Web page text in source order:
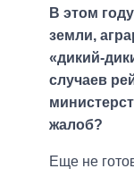
В этом
земли,
«дикий-
случаев
жалоб?
Еще не